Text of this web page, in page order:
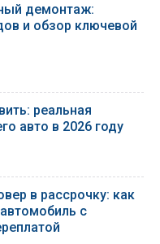
демонтаж:
и обзор ключевой
реальная
авто в 2026 году
в рассрочку: как
с